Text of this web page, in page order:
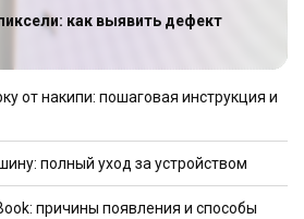
как выявить дефект
от накипи: пошаговая инструкция и
полный уход за устройством
причины появления и способы